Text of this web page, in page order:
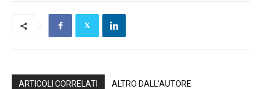
ARTICOLI CORRELATI ALTRO DALL'AUTORE